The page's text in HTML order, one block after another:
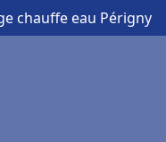
chauffe eau Périgny